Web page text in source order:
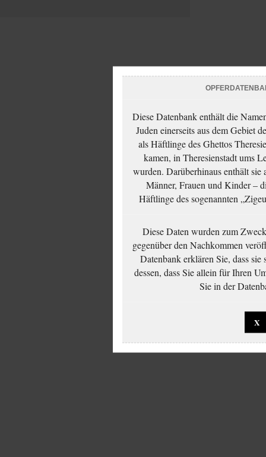
Diese Datenbank enthält die
Juden einerseits aus dem Gebiet
als Häftlinge des Ghettos
kamen, in Theresienstadt ums
wurden. Darüberhinaus enthält
Männer, Frauen und Kinder –
Häftlinge des sogenannten
Diese Daten wurden zum
gegenüber den Nachkommen
Datenbank erklären Sie, dass sie
dessen, dass Sie allein für Ihren
Sie in der
X